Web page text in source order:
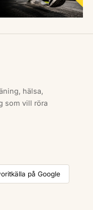
hälsa,
som vill röra
på Google